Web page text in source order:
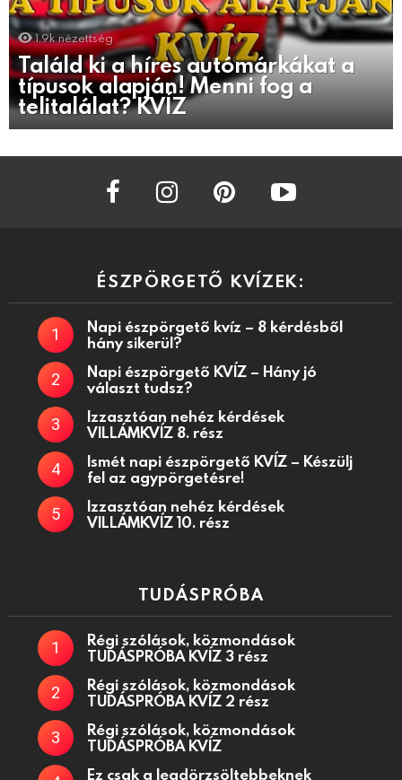
1.9k nézettség
Találd ki a híres autómárkákat a
típusok alapján! Menni fog a
telitalálat? KVÍZ
facebook instagram
ÉSZPÖRGETŐ KVÍZEK:
Napi észpörgető kvíz – 8 kérdésből
hány sikerül?
Napi észpörgető KVÍZ – Hány jó
választ tudsz?
Izzasztóan nehéz kérdések
VILLÁMKVÍZ 8. rész
Ismét napi észpörgető KVÍZ – Készülj
fel az agypörgetésre!
Izzasztóan nehéz kérdések
VILLÁMKVÍZ 10. rész
TUDÁSPRÓBA
Régi szólások, közmondások
TUDÁSPRÓBA KVÍZ 3 rész
Régi szólások, közmondások
TUDÁSPRÓBA KVÍZ 2 rész
Régi szólások, közmondások
TUDÁSPRÓBA KVÍZ
Ez csak a legdörzsöltebbeknek